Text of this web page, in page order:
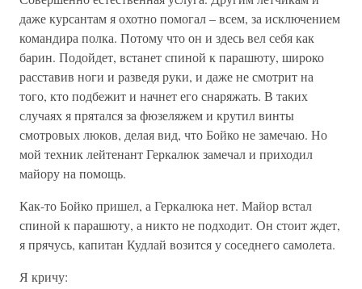
даже курсантам я охотно помогал – всем, за исключением
командира полка. Потому что он и здесь вел себя как
барин. Подойдет, встанет спиной к парашюту, широко
расставив ноги и разведя руки, и даже не смотрит на
того, кто подбежит и начнет его снаряжать. В таких
случаях я прятался за фюзеляжем и крутил винты
смотровых люков, делая вид, что Бойко не замечаю. Но
мой техник лейтенант Геркалюк замечал и приходил
майору на помощь.
Как-то Бойко пришел, а Геркалюка нет. Майор встал
спиной к парашюту, а никто не подходит. Он стоит ждет,
я прячусь, капитан Кудлай возится у соседнего самолета.
Я кричу: